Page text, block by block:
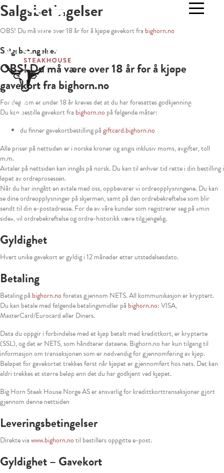
Salgsbetingelser
OBS! Du må være over 18 år for å kjøpe gavekort fra bighorn.no
Salgsbetingelser
OBS! Du må være over 18 år for å kjøpe
gavekort frabighorn.no
For deg som er under 18 år kreves det at du har foresattes godkjenning.
Du kan bestille gavekort fra bighorn.no på følgende måter:
du finner gavekortbestilling pågiftcard.bighorn.no
Alle priser på nettsiden er i norske kroner og angis inklusiv moms, avgifter, toll
m.m.
Avtaler på nettsiden kan inngås på norsk. Du kan til enhver tid rette i din bestilling i
løpet av ordreprosessen.
Når du har inngått en avtale med oss, oppbevarer vi ordreopplysningene. Du kan
se dine ordreopplysninger på skjermen, samt på den ordrebekreftelse som blir
sendt til din e-postadresse. For de av våre kunder som registrerer seg på «min
side», vil ordrebekreftelse og ordre-historikk være tilgjengelig.
Gyldighet
Hvert unike gavekort er gyldig i 12 måneder etter utstedelsesdato.
Betaling
Betaling på bighorn.noforetas gjennom NETS. All kommunikasjon er kryptert.
Du kan betale med følgende betalingsmidler på bighorn.no: VISA,
MasterCard/Eurocard eller Diners.
Data du oppgir i forbindelse med et kjøp betalt med kredittkort, er krypterte
(SSL), og det er NETS, som håndterer dataene. Bighorn.no har kun tilgang til
informasjon om transaksjonen som er nødvendig for gjennomføring av kjøp.
Beløpet for gavekortet trekkes først når kjøpet er gjennomført hos nets. Det kan
aldri trekkes et større beløp enn det du har godkjent ved kjøpet.
Big Horn Steak House Norge AS er ansvarlig for kredittkorttransaksjoner gjort
gjennom denne nettsiden
Leveringsbetingelser
Direkte viawww.bighorn.notil bestillers oppgitte e-post.
Gyldighet – Gavekort